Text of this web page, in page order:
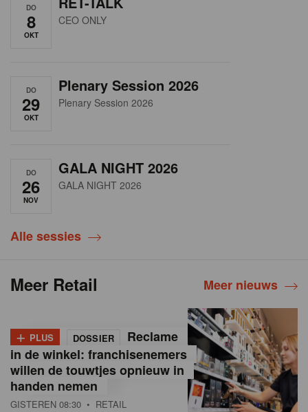
DO
8
OKT
CEO ONLY
DO
29
OKT
Plenary Session 2026
Plenary Session 2026
DO
26
NOV
GALA NIGHT 2026
GALA NIGHT 2026
Alle sessies
Meer Retail Meer nieuws
+ PLUS DOSSIER
Reclame
in de winkel: franchisenemers
willen de touwtjes opnieuw in
handen nemen
GISTEREN 08:30 • RETAIL